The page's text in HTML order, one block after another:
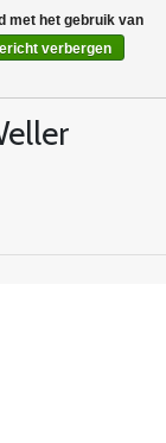
met het gebruik van
verbergen